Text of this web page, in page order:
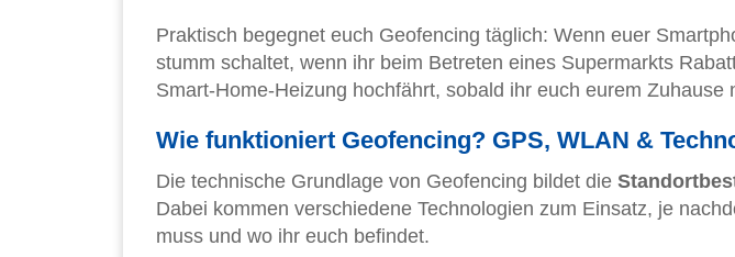
Praktisch begegnet euch Geofencing täglich: Wenn euer
stumm schaltet, wenn ihr beim Betreten eines Supermarkts
Smart-Home-Heizung hochfährt, sobald ihr euch eurem Zuhause
Wie funktioniert Geofencing? GPS, WLAN &
Die technische Grundlage von Geofencing bildet die
Dabei kommen verschiedene Technologien zum Einsatz, je
muss und wo ihr euch befindet.